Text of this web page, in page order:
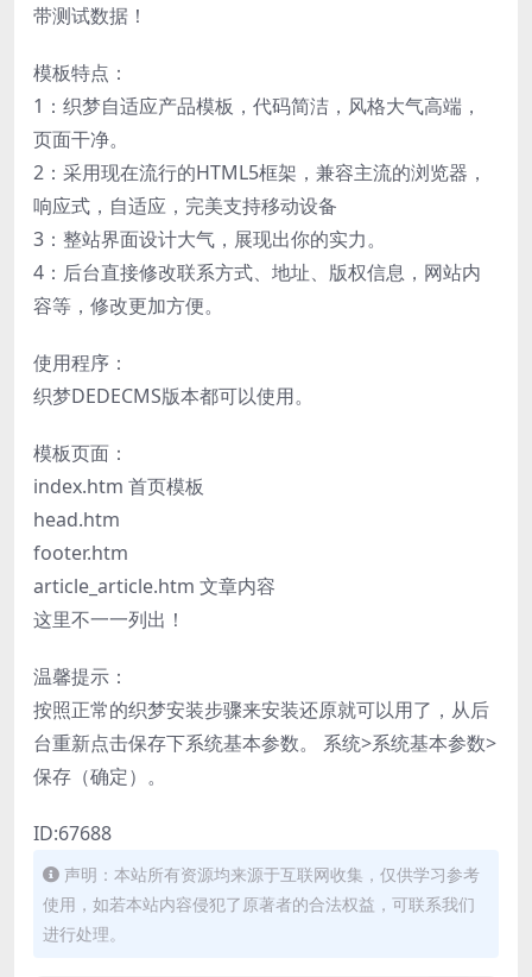
带测试数据！
模板特点：
1：织梦自适应产品模板，代码简洁，风格大气高端，
页面干净。
2：采用现在流行的HTML5框架，兼容主流的浏览器，
响应式，自适应，完美支持移动设备
3：整站界面设计大气，展现出你的实力。
4：后台直接修改联系方式、地址、版权信息，网站内
容等，修改更加方便。
使用程序：
织梦DEDECMS版本都可以使用。
模板页面：
index.htm 首页模板
head.htm
footer.htm
article_article.htm 文章内容
这里不一一列出！
温馨提示：
按照正常的织梦安装步骤来安装还原就可以用了，从后
台重新点击保存下系统基本参数。 系统>系统基本参数>
保存（确定）。
ID:67688
声明：本站所有资源均来源于互联网收集，仅供学习参考
使用，如若本站内容侵犯了原著者的合法权益，可联系我们
进行处理。